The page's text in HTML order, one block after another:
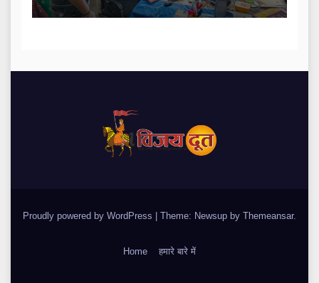
Proudly powered by WordPress Theme: Newsup by Themeansar.
Home हमारे बारे में